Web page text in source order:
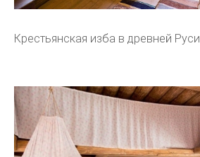
Крестьянская изба в древней Руси